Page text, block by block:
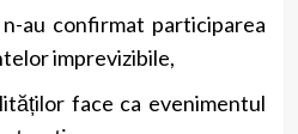
au confirmat participarea
imprevizibile,
face ca evenimentul